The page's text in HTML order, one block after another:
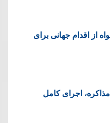
از اقدام جهانی برای
اجرای کامل